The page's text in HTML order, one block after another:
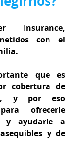
Insurance,
con el
que es
cobertura de
y por eso
ofrecerle
y ayudarle a
y de